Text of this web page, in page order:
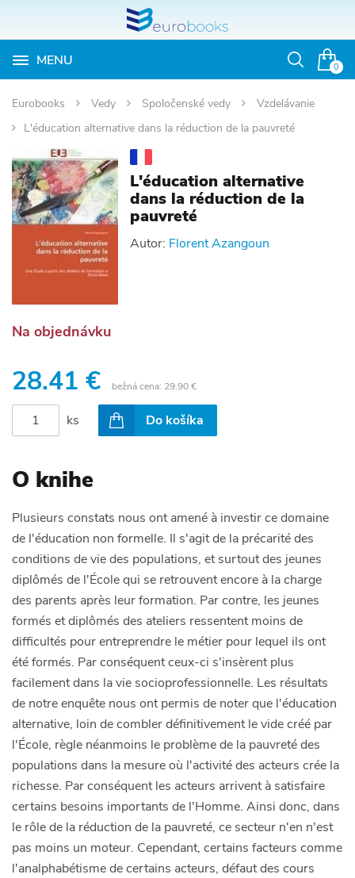
0
MENU
Otvoriť
Eurobooks Vedy Spoločenské vedy
Vzdelávanie
L'éducation alternative dans la réduction de la pauvreté
L'éducation alternative
dans la réduction de la
pauvreté
Autor: Florent Azangoun
Na objednávku
28.41 € bežná cena: 29.90 €
ks Do košíka
O knihe
Plusieurs constats nous ont amené à investir ce domaine
de l'éducation non formelle. Il s'agit de la précarité des
conditions de vie des populations, et surtout des jeunes
diplômés de l'École qui se retrouvent encore à la charge
des parents après leur formation. Par contre, les jeunes
formés et diplômés des ateliers ressentent moins de
difficultés pour entreprendre le métier pour lequel ils ont
été formés. Par conséquent ceux-ci s'insèrent plus
facilement dans la vie socioprofessionnelle. Les résultats
de notre enquête nous ont permis de noter que l'éducation
alternative, loin de combler définitivement le vide créé par
l'École, règle néanmoins le problème de la pauvreté des
populations dans la mesure où l'activité des acteurs crée la
richesse. Par conséquent les acteurs arrivent à satisfaire
certains besoins importants de l'Homme. Ainsi donc, dans
le rôle de la réduction de la pauvreté, ce secteur n'en n'est
pas moins un moteur. Cependant, certains facteurs comme
l'analphabétisme de certains acteurs, défaut des cours